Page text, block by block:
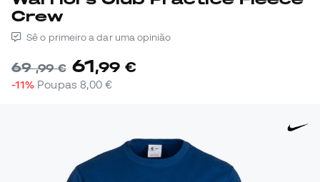
Crew
Sê o primeiro a dar uma opinião
69,99 € 61,99 €
-11% Poupas 8,00 €